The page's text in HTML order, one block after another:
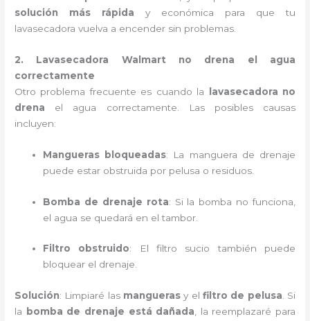
solución más rápida y económica para que tu
lavasecadora vuelva a encender sin problemas.
2. Lavasecadora Walmart no drena el agua
correctamente
Otro problema frecuente es cuando la
lavasecadora no
drena el agua correctamente. Las posibles causas
incluyen:
Mangueras bloqueadas: La manguera de drenaje
puede estar obstruida por pelusa o residuos.
Bomba de drenaje rota: Si la bomba no funciona,
el agua se quedará en el tambor.
Filtro obstruido: El filtro sucio también puede
bloquear el drenaje.
Solución: Limpiaré las mangueras y el filtro de pelusa. Si
la
bomba de drenaje está dañada, la reemplazaré para